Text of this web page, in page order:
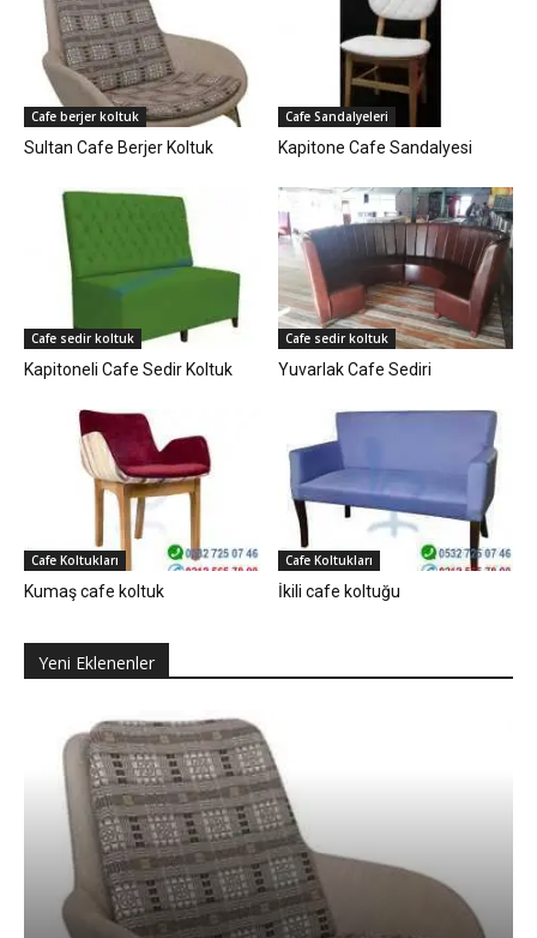
Cafe berjer koltuk
Sultan Cafe Berjer Koltuk
Cafe Sandalyeleri
Kapitone Cafe Sandalyesi
Cafe sedir koltuk
Kapitoneli Cafe Sedir Koltuk
Cafe sedir koltuk
Yuvarlak Cafe Sediri
Cafe Koltukları
Kumaş cafe koltuk
Cafe Koltukları
İkili cafe koltuğu
Yeni Eklenenler